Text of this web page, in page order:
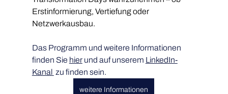
Erstinformierung, Vertiefung oder
Netzwerkausbau.
Das Programm und weitere Informationen
finden Sie hier und auf unserem LinkedIn-
Kanal zu finden sein.
weitere Informationen